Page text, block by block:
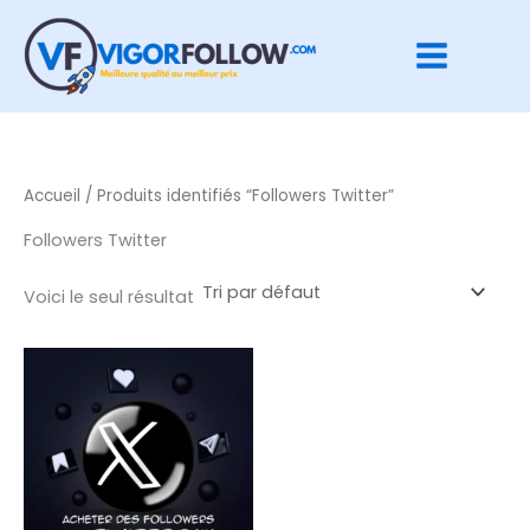
contenu
Accueil / Produits identifiés “Followers Twitter”
Followers Twitter
Voici le seul résultat
à
€ 1.900,00
plusieurs
variations.